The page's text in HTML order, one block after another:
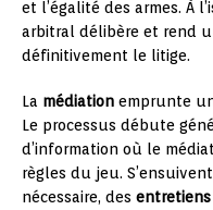
et l’égalité des armes. À
arbitral délibère et rend
définitivement le litige.
La médiation emprunte
Le processus débute
d’information où le
règles du jeu.
nécessaire, des